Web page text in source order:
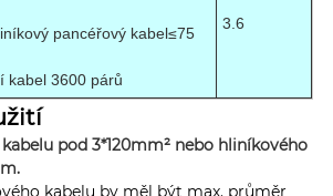
pancéřový kabel≤75
kabel 3600 párů
3.6
pod 3*120mm² nebo hliníkového
kabelu by měl být max. průměr